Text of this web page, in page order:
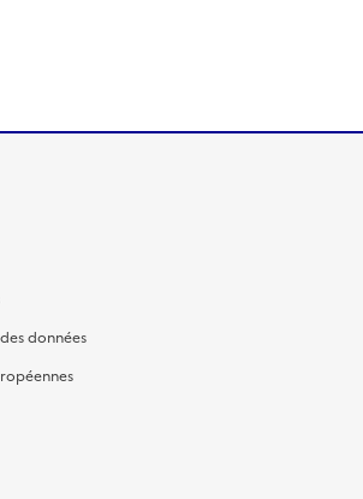
données